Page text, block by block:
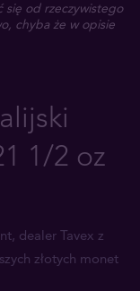
od rzeczywistego
chyba że w opisie
1/2 oz
dealer Tavex z
złotych monet